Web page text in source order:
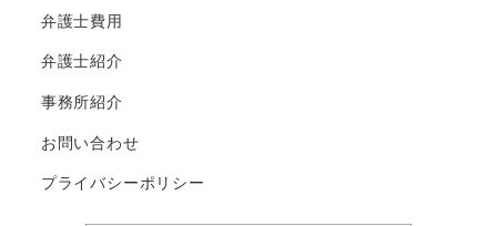
弁護士費用
弁護士紹介
事務所紹介
お問い合わせ
プライバシーポリシー